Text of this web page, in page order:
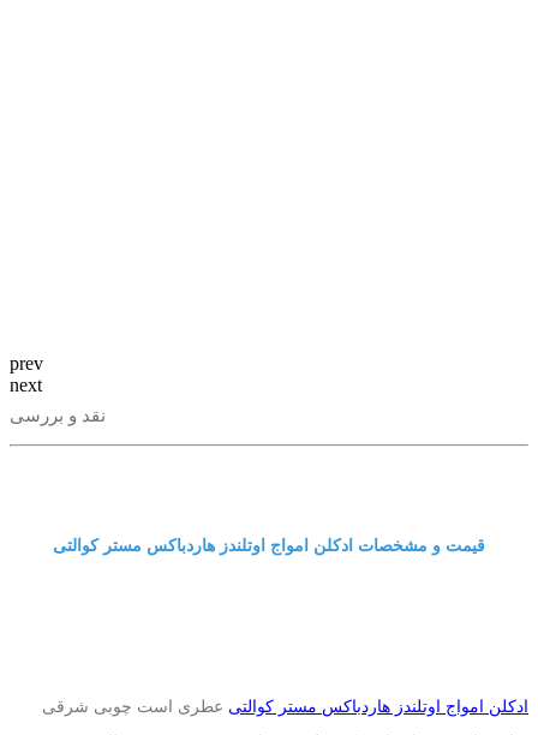
prev
next
نقد و بررسی
قیمت و مشخصات ادکلن امواج اوتلندز هاردباکس مستر کوالتی
ادکلن امواج اوتلندز هاردباکس مستر کوالتی عطری است چوبی شرقی